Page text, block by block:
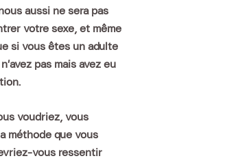
aussi ne sera pas
votre sexe, et même
si vous êtes un adulte
pas mais avez eu
voudriez, vous
méthode que vous
vous ressentir